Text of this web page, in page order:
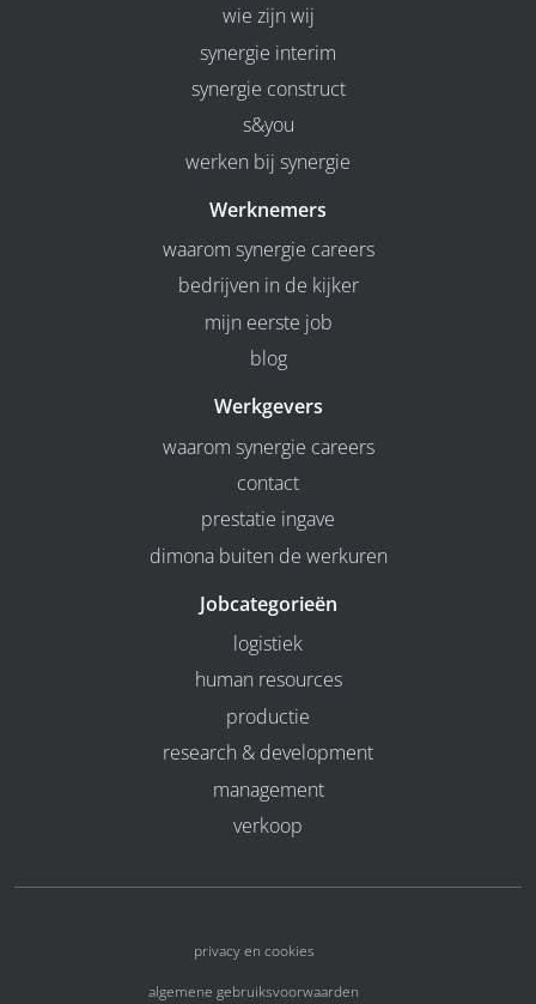
wie zijn wij
synergie interim
synergie construct
s&you
werken bij synergie
Werknemers
waarom synergie careers
bedrijven in de kijker
mijn eerste job
blog
Werkgevers
waarom synergie careers
contact
prestatie ingave
dimona buiten de werkuren
Jobcategorieën
logistiek
human resources
productie
research & development
management
verkoop
privacy en cookies
algemene gebruiksvoorwaarden